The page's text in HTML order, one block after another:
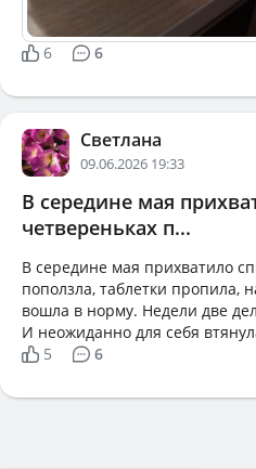
6 6
Светлана
09.06.2026 19:33
В середине мая
четвереньках п...
В середине мая прихватило
поползла, таблетки пропила,
вошла в норму. Недели две
И неожиданно для себя
5
6